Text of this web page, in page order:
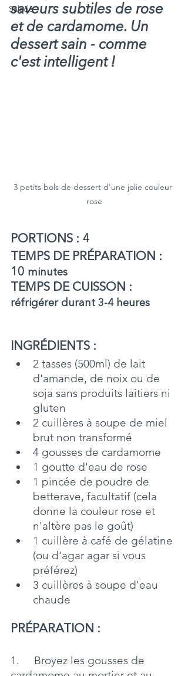
Salade
saveurs subtiles de rose
et de cardamome. Un
dessert sain - comme
c'est intelligent !
3 petits bols de dessert d'une jolie couleur
rose
PORTIONS : 4
TEMPS DE PRÉPARATION :
10 minutes
TEMPS DE CUISSON :
réfrigérer durant 3-4 heures
INGRÉDIENTS :
2 tasses (500ml) de lait
d'amande, de noix ou de
soja sans produits laitiers ni
gluten
2 cuillères à soupe de miel
brut non transformé
4 gousses de cardamome
1 goutte d'eau de rose
1 pincée de poudre de
betterave, facultatif (cela
donne la couleur rose et
n'altère pas le goût)
1 cuillère à café de gélatine
(ou d'agar agar si vous
préférez)
3 cuillères à soupe d'eau
chaude
PRÉPARATION :
1.     Broyez les gousses de